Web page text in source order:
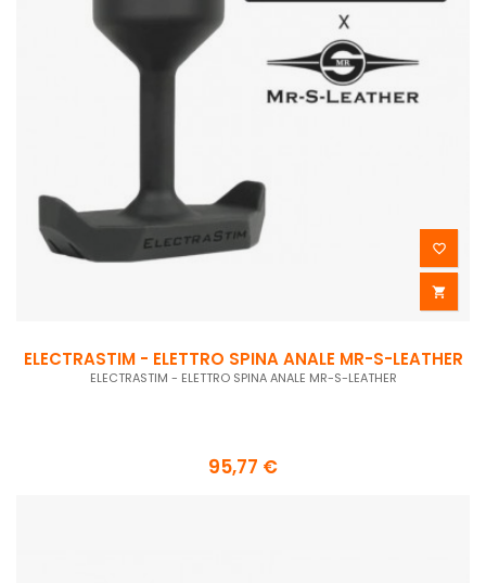


ELECTRASTIM - ELETTRO SPINA ANALE MR-S-LEATHER
ELECTRASTIM - ELETTRO SPINA ANALE MR-S-LEATHER
95,77 €